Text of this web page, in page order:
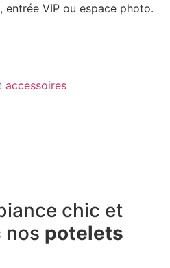
VIP ou espace photo.
accessoires
chic et
nos potelets